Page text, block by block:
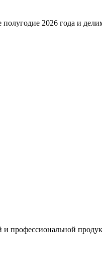
полугодие 2026 года и
профессиональной